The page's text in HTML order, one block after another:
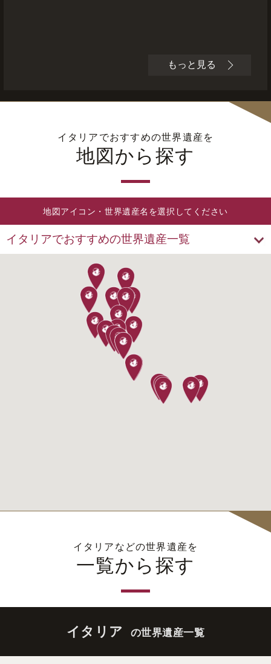
もっと見る
イタリアでおすすめの世界遺産を
地図から探す
地図アイコン・世界遺産名を選択してください
イタリアなどの世界遺産を
一覧から探す
イタリア の世界遺産一覧